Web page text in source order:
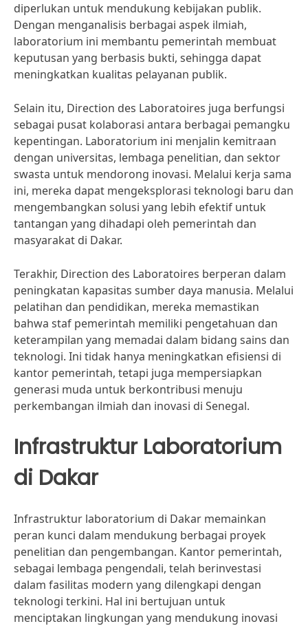
diperlukan untuk mendukung kebijakan publik.
Dengan menganalisis berbagai aspek ilmiah,
laboratorium ini membantu pemerintah membuat
keputusan yang berbasis bukti, sehingga dapat
meningkatkan kualitas pelayanan publik.
Selain itu, Direction des Laboratoires juga berfungsi
sebagai pusat kolaborasi antara berbagai pemangku
kepentingan. Laboratorium ini menjalin kemitraan
dengan universitas, lembaga penelitian, dan sektor
swasta untuk mendorong inovasi. Melalui kerja sama
ini, mereka dapat mengeksplorasi teknologi baru dan
mengembangkan solusi yang lebih efektif untuk
tantangan yang dihadapi oleh pemerintah dan
masyarakat di Dakar.
Terakhir, Direction des Laboratoires berperan dalam
peningkatan kapasitas sumber daya manusia. Melalui
pelatihan dan pendidikan, mereka memastikan
bahwa staf pemerintah memiliki pengetahuan dan
keterampilan yang memadai dalam bidang sains dan
teknologi. Ini tidak hanya meningkatkan efisiensi di
kantor pemerintah, tetapi juga mempersiapkan
generasi muda untuk berkontribusi menuju
perkembangan ilmiah dan inovasi di Senegal.
Infrastruktur Laboratorium
di Dakar
Infrastruktur laboratorium di Dakar memainkan
peran kunci dalam mendukung berbagai proyek
penelitian dan pengembangan. Kantor pemerintah,
sebagai lembaga pengendali, telah berinvestasi
dalam fasilitas modern yang dilengkapi dengan
teknologi terkini. Hal ini bertujuan untuk
menciptakan lingkungan yang mendukung inovasi